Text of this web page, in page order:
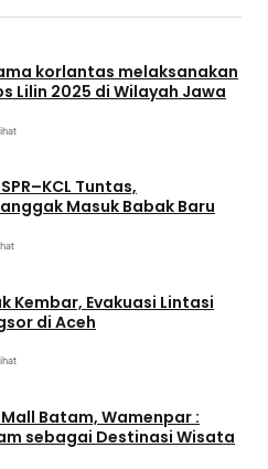
korlantas melaksanakan
Lilin 2025 di Wilayah Jawa
Tuntas,
Masuk Babak Baru
Kembar, Evakuasi Lintasi
di Aceh
Mall Batam, Wamenpar :
sebagai Destinasi Wisata